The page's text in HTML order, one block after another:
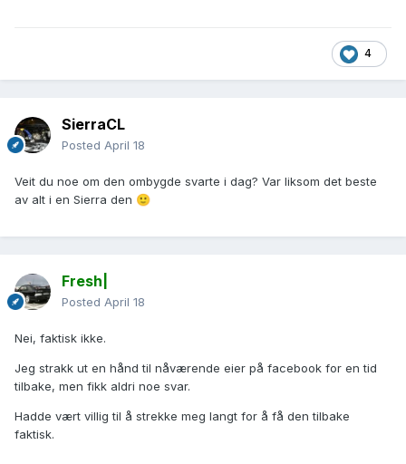
4
SierraCL
Posted April 18
Veit du noe om den ombygde svarte i dag? Var liksom det beste
av alt i en Sierra den 🙂
Fresh|
Posted April 18
Nei, faktisk ikke.
Jeg strakk ut en hånd til nåværende eier på facebook for en tid
tilbake, men fikk aldri noe svar.
Hadde vært villig til å strekke meg langt for å få den tilbake
faktisk.